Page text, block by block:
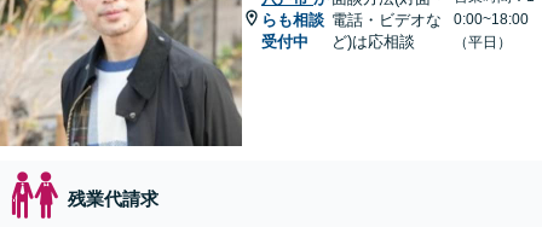
らも相談
受付中
電話・ビデオな
ど)は応相談
0:00~18:00
（平日）
残業代請求